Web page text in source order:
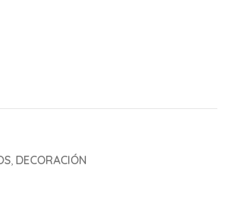
DECORACIÓN